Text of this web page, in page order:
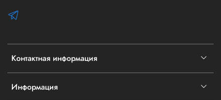
Контактная информация
Информация